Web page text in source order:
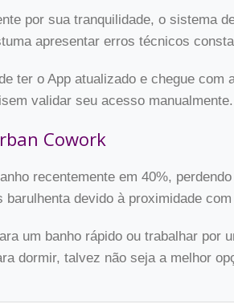
por sua tranquilidade, o sistema
apresentar erros técnicos
ter o App atualizado e chegue com
validar seu acesso manualmente.
Cowork
recentemente em 40%,
devido à proximidade
um banho rápido ou trabalhar por
dormir, talvez não seja a melhor